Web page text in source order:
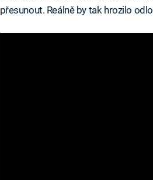
přesunout. Reálně by tak hrozilo